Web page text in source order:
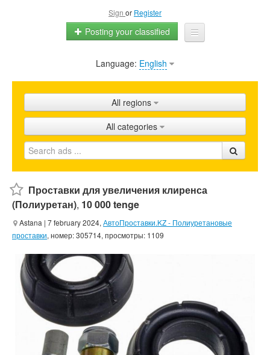
Sign or Register
Posting your classified
Home
Shops
Promotion
FAQ
Blog
Language: English
All regions
All categories
Проставки для увеличения клиренса
(Полиуретан), 10 000 tenge
Astana | 7 february 2024, АвтоПроставки.KZ - Полиуретановые
проставки, номер: 305714, просмотры: 1109